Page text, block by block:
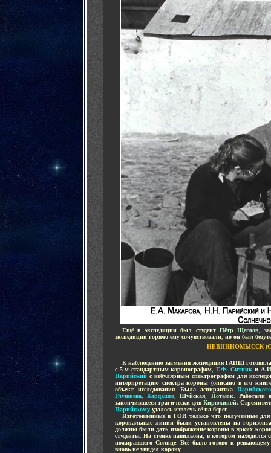
Ещё в экспедиции был студент Пётр Щеглов
экспедиции горячо ему сочувствовали но он был
НЕВИННОМЫССК
К наблюдению затмения экспедиция ГАИШ
с 5-м стандартным коронографом
Г.Ф. Ситник и
Парийский с небулярным спектрографом для
интерпретацию спектра короны (описано в его
объект исследования.Была аспирантка
Парийского
Глушнева,Кардашёв,Шуйская, Потаюк. Работали
закончившееся трагически для Кирюхиной.
Парийскому удалось извлечь её на берег
Изготовленные в ГОИ только что полученные
корональные линии были установлены на
должны были дать изображение короны в ярких
студенты .На стенке павильона
в котором находился
пожиравшего Солнце.
Всё было готово к
вновь не увидел корону